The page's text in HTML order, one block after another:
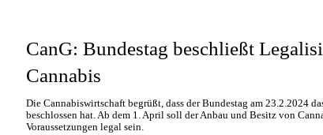
CanG: Bundestag beschließt
Cannabis
Die Cannabiswirtschaft begrüßt, dass der Bundestag am 23.2.2024
beschlossen hat. Ab dem 1. April soll der Anbau und Besitz von
Voraussetzungen legal sein.